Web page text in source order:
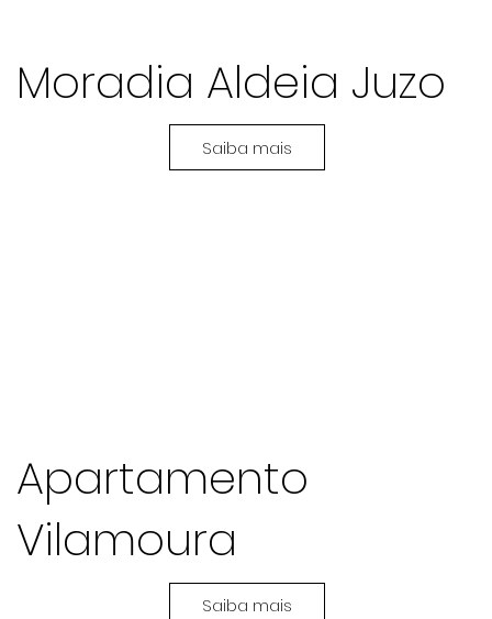
Moradia Aldeia Juzo
Saiba mais
Apartamento
Vilamoura
Saiba mais